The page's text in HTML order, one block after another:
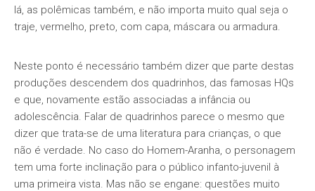
lá, as polêmicas também, e não importa muito qual seja o
traje, vermelho, preto, com capa, máscara ou armadura.
Neste ponto é necessário também dizer que parte destas
produções descendem dos quadrinhos, das famosas HQs
e que, novamente estão associadas a infância ou
adolescência. Falar de quadrinhos parece o mesmo que
dizer que trata-se de uma literatura para crianças, o que
não é verdade. No caso do Homem-Aranha, o personagem
tem uma forte inclinação para o público infanto-juvenil à
uma primeira vista. Mas não se engane: questões muito